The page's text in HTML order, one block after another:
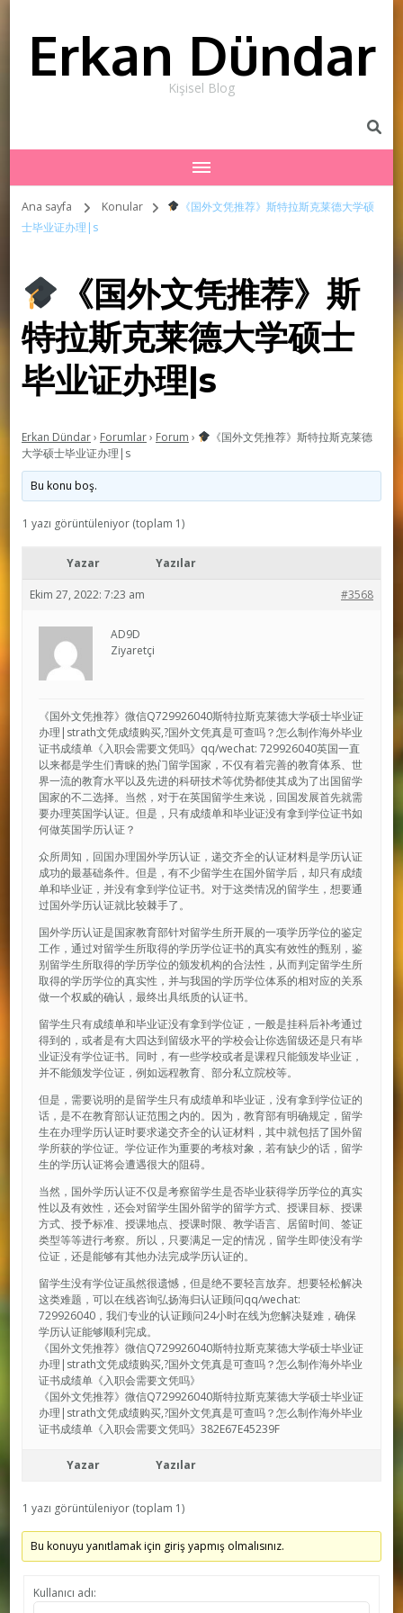
Erkan Dündar
Kişisel Blog
Ana sayfa Konular
《国外文凭推荐》斯特拉斯克莱德大学硕
士毕业证办理|s
《国外文凭推荐》斯
特拉斯克莱德大学硕士
毕业证办理|s
Erkan Dündar› Forumlar› Forum ›
《国外文凭推荐》斯特拉斯克莱德
大学硕士毕业证办理|s
Bu konu boş.
1 yazı görüntüleniyor (toplam 1)
Yazar Yazılar
Ekim 27, 2022: 7:23 am #3568
AD9D
Ziyaretçi
《国外文凭推荐》微信Q729926040斯特拉斯克莱德大学硕士毕业证
办理|strath文凭成绩购买,?国外文凭真是可查吗？怎么制作海外毕业
证书成绩单《入职会需要文凭吗》qq/wechat: 729926040英国一直
以来都是学生们青睐的热门留学国家，不仅有着完善的教育体系、世
界一流的教育水平以及先进的科研技术等优势都使其成为了出国留学
国家的不二选择。当然，对于在英国留学生来说，回国发展首先就需
要办理英国学认证。但是，只有成绩单和毕业证没有拿到学位证书如
何做英国学历认证？
众所周知，回国办理国外学历认证，递交齐全的认证材料是学历认证
成功的最基础条件。但是，有不少留学生在国外留学后，却只有成绩
单和毕业证，并没有拿到学位证书。对于这类情况的留学生，想要通
过国外学历认证就比较棘手了。
国外学历认证是国家教育部针对留学生所开展的一项学历学位的鉴定
工作，通过对留学生所取得的学历学位证书的真实有效性的甄别，鉴
别留学生所取得的学历学位的颁发机构的合法性，从而判定留学生所
取得的学历学位的真实性，并与我国的学历学位体系的相对应的关系
做一个权威的确认，最终出具纸质的认证书。
留学生只有成绩单和毕业证没有拿到学位证，一般是挂科后补考通过
得到的，或者是有大四达到留级水平的学校会让你选留级还是只有毕
业证没有学位证书。同时，有一些学校或者是课程只能颁发毕业证，
并不能颁发学位证，例如远程教育、部分私立院校等。
但是，需要说明的是留学生只有成绩单和毕业证，没有拿到学位证的
话，是不在教育部认证范围之内的。因为，教育部有明确规定，留学
生在办理学历认证时要求递交齐全的认证材料，其中就包括了国外留
学所获的学位证。学位证作为重要的考核对象，若有缺少的话，留学
生的学历认证将会遭遇很大的阻碍。
当然，国外学历认证不仅是考察留学生是否毕业获得学历学位的真实
性以及有效性，还会对留学生国外留学的留学方式、授课目标、授课
方式、授予标准、授课地点、授课时限、教学语言、居留时间、签证
类型等等进行考察。所以，只要满足一定的情况，留学生即使没有学
位证，还是能够有其他办法完成学历认证的。
留学生没有学位证虽然很遗憾，但是绝不要轻言放弃。想要轻松解决
这类难题，可以在线咨询弘扬海归认证顾问qq/wechat:
729926040，我们专业的认证顾问24小时在线为您解决疑难，确保
学历认证能够顺利完成。
《国外文凭推荐》微信Q729926040斯特拉斯克莱德大学硕士毕业证
办理|strath文凭成绩购买,?国外文凭真是可查吗？怎么制作海外毕业
证书成绩单《入职会需要文凭吗》
《国外文凭推荐》微信Q729926040斯特拉斯克莱德大学硕士毕业证
办理|strath文凭成绩购买,?国外文凭真是可查吗？怎么制作海外毕业
证书成绩单《入职会需要文凭吗》382E67E45239F
Yazar Yazılar
1 yazı görüntüleniyor (toplam 1)
Bu konuyu yanıtlamak için giriş yapmış olmalısınız.
Kullanıcı adı: